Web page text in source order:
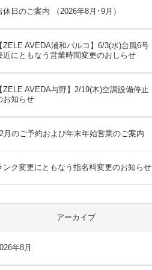
休日のご案内 （2026年8月･9月）
【ZELE AVEDA浦和パルコ】6/3(水)台風6号
近にともなう営業時間変更のおしらせ
【ZELE AVEDA与野】2/19(木)空調設備停止
お知らせ
月のご予約および年末年始営業のご案内
ンク変更にともなう指名料変更のお知らせ
アーカイブ
年8月